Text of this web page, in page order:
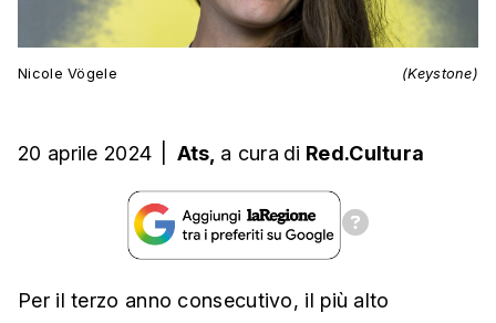
Nicole Vögele (Keystone)
20 aprile 2024 Ats, a cura di Red.Cultura
Per il terzo anno consecutivo, il più alto